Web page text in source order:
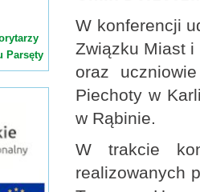
W konferencji
Związku Miast i
oraz
Piechoty w
w Rąbinie.
W trakcie
realizowanych
Parsęty